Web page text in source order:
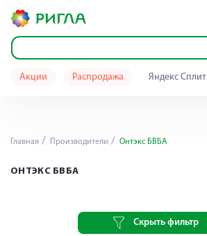
Акции Распродажа Яндекс Сплит
Главная Производители Онтэкс БВБА
ОНТЭКС БВБА
Скрыть фильтр